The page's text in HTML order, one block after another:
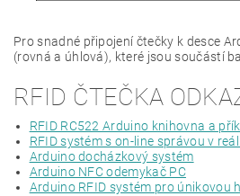
Pro snadné připojení čtečky k desce
(rovná a úhlová), které jsou součástí
RFID ČTEČKA
RFID RC522 Arduino knihovna a
RFID systém s on-line správou v
Arduino docházkový systém
Arduino NFC odemykač PC
Arduino RFID systém pro únikovou